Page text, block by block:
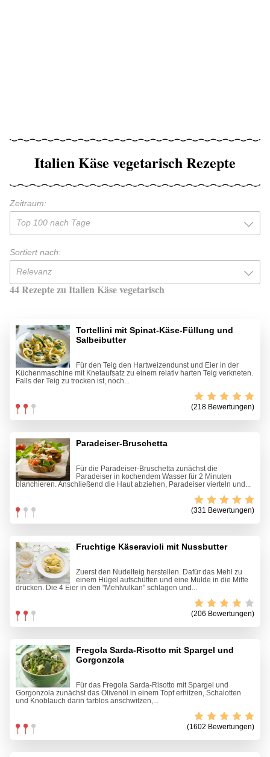
Italien Käse vegetarisch Rezepte
Zeitraum:
Top 100 nach Tage
Sortiert nach:
Relevanz
44 Rezepte zu Italien Käse vegetarisch
Tortellini mit Spinat-Käse-Füllung und
Salbeibutter
Für den Teig den Hartweizendunst und Eier in der
Küchenmaschine mit Knetaufsatz zu einem relativ harten Teig verkneten.
Falls der Teig zu trocken ist, noch...
(218 Bewertungen)
Paradeiser-Bruschetta
Für die Paradeiser-Bruschetta zunächst die
Paradeiser in kochendem Wasser für 2 Minuten
blanchieren. Anschließend die Haut abziehen, Paradeiser vierteln und...
(331 Bewertungen)
Fruchtige Käseravioli mit Nussbutter
Zuerst den Nudelteig herstellen. Dafür das Mehl zu
einem Hügel aufschütten und eine Mulde in die Mitte
drücken. Die 4 Eier in den "Mehlvulkan" schlagen und...
(206 Bewertungen)
Fregola Sarda-Risotto mit Spargel und
Gorgonzola
Für das Fregola Sarda-Risotto mit Spargel und
Gorgonzola zunächst das Olivenöl in einem Topf erhitzen, Schalotten
und Knoblauch darin farblos anschwitzen,...
(1602 Bewertungen)